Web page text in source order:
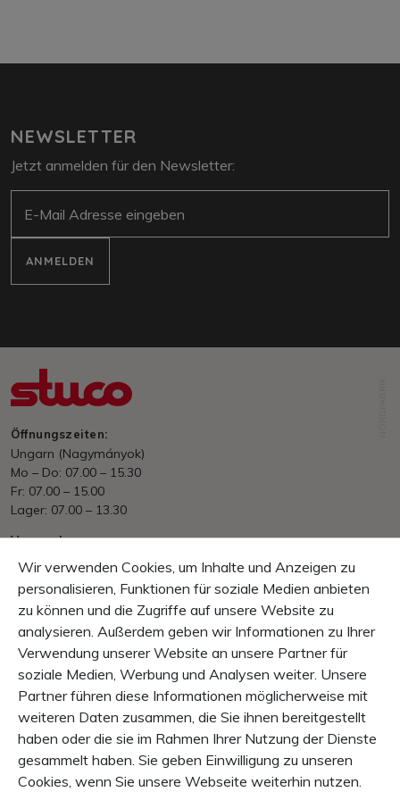
NEWSLETTER
Jetzt anmelden für den Newsletter:
ANMELDEN
Öffnungszeiten:
Ungarn (Nagymányok)
Mo – Do: 07.00 – 15.30
Fr: 07.00 – 15.00
Lager: 07.00 – 13.30
Versand
Ab HUF. 70&#039;000.– portofrei
EU/International nach Aufwand
Zahlung
Rechnung, Vorkasse
Garantie
10 Tage Rückgaberecht
1 Jahr Produkt-Garantie
INHALT
SERVICE & INFO
Wir verwenden Cookies, um Inhalte und Anzeigen zu
personalisieren, Funktionen für soziale Medien anbieten
zu können und die Zugriffe auf unsere Website zu
analysieren. Außerdem geben wir Informationen zu Ihrer
Verwendung unserer Website an unsere Partner für
soziale Medien, Werbung und Analysen weiter. Unsere
Partner führen diese Informationen möglicherweise mit
weiteren Daten zusammen, die Sie ihnen bereitgestellt
haben oder die sie im Rahmen Ihrer Nutzung der Dienste
gesammelt haben. Sie geben Einwilligung zu unseren
Cookies, wenn Sie unsere Webseite weiterhin nutzen.